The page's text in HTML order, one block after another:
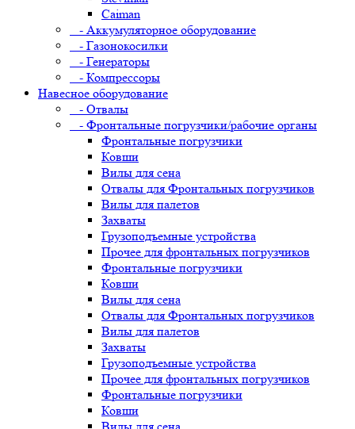
Caiman
- Аккумуляторное оборудование
- Газонокосилки
- Генераторы
- Компрессоры
Навесное оборудование
- Отвалы
- Фронтальные погрузчики/рабочие органы
Фронтальные погрузчики
Ковши
Вилы для сена
Отвалы для Фронтальных погрузчиков
Вилы для палетов
Захваты
Грузоподъемные устройства
Прочее для фронтальных погрузчиков
Фронтальные погрузчики
Ковши
Вилы для сена
Отвалы для Фронтальных погрузчиков
Вилы для палетов
Захваты
Грузоподъемные устройства
Прочее для фронтальных погрузчиков
Фронтальные погрузчики
Ковши